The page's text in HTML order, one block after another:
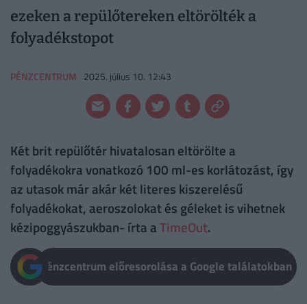
ezeken a repülőtereken eltörölték a
folyadékstopot
PÉNZCENTRUM 2025. július 10. 12:43
Két brit repülőtér hivatalosan eltörölte a
folyadékokra vonatkozó 100 ml-es korlátozást, így
az utasok már akár két literes kiszerelésű
folyadékokat, aeroszolokat és géleket is vihetnek
kézipoggyászukban- írta aTimeOut.
Pénzcentrum előresorolása a Google találatokban